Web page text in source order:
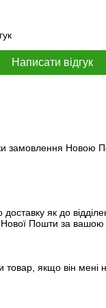
матплата, процесор,
на основі цього
вінчестер (SSD/
тести та
Intel Xeon E5-2697
Написати відгук
замовлення Новою
як до
Нової Пошти за вашою
якщо він мені